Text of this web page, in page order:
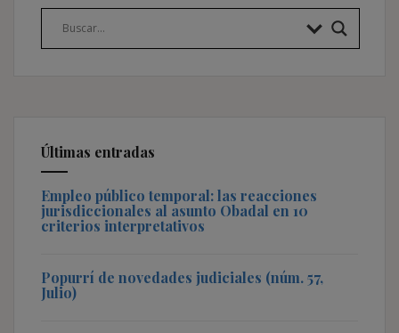
Últimas entradas
Empleo público temporal: las reacciones
jurisdiccionales al asunto Obadal en 10
criterios interpretativos
Popurrí de novedades judiciales (núm. 57,
Julio)